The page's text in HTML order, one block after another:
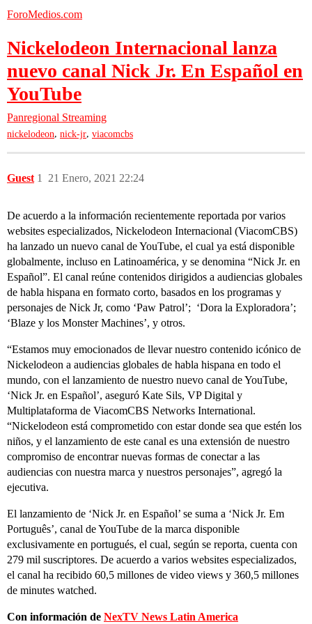
ForoMedios.com
Nickelodeon Internacional lanza
nuevo canal Nick Jr. En Español en
YouTube
Panregional Streaming
nickelodeon, nick-jr, viacomcbs
Guest 21 Enero, 2021 22:24
1
De acuerdo a la información recientemente reportada por varios
websites especializados, Nickelodeon Internacional (ViacomCBS)
ha lanzado un nuevo canal de YouTube, el cual ya está disponible
globalmente, incluso en Latinoamérica, y se denomina “Nick Jr. en
Español”. El canal reúne contenidos dirigidos a audiencias globales
de habla hispana en formato corto, basados en los programas y
personajes de Nick Jr, como ‘Paw Patrol’; ‘Dora la Exploradora’;
‘Blaze y los Monster Machines’, y otros.
“Estamos muy emocionados de llevar nuestro contenido icónico de
Nickelodeon a audiencias globales de habla hispana en todo el
mundo, con el lanzamiento de nuestro nuevo canal de YouTube,
‘Nick Jr. en Español’, aseguró Kate Sils, VP Digital y
Multiplataforma de ViacomCBS Networks International.
“Nickelodeon está comprometido con estar donde sea que estén los
niños, y el lanzamiento de este canal es una extensión de nuestro
compromiso de encontrar nuevas formas de conectar a las
audiencias con nuestra marca y nuestros personajes”, agregó la
ejecutiva.
El lanzamiento de ‘Nick Jr. en Español’ se suma a ‘Nick Jr. Em
Português’, canal de YouTube de la marca disponible
exclusivamente en portugués, el cual, según se reporta, cuenta con
279 mil suscriptores. De acuerdo a varios websites especializados,
el canal ha recibido 60,5 millones de video views y 360,5 millones
de minutes watched.
Con información de NexTV News Latin America